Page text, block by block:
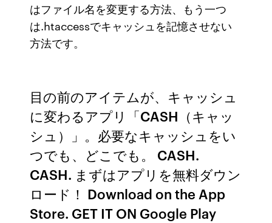
はファイル名を変更する方法、もう一つ
は.htaccessでキャッシュを記憶させない
方法です。
目の前のアイテムが、キャッシュ
に変わるアプリ「CASH（キャッ
シュ）」。必要なキャッシュをい
つでも、どこでも。 CASH.
CASH. まずはアプリを無料ダウン
ロード！ Download on the App
Store. GET IT ON Google Play